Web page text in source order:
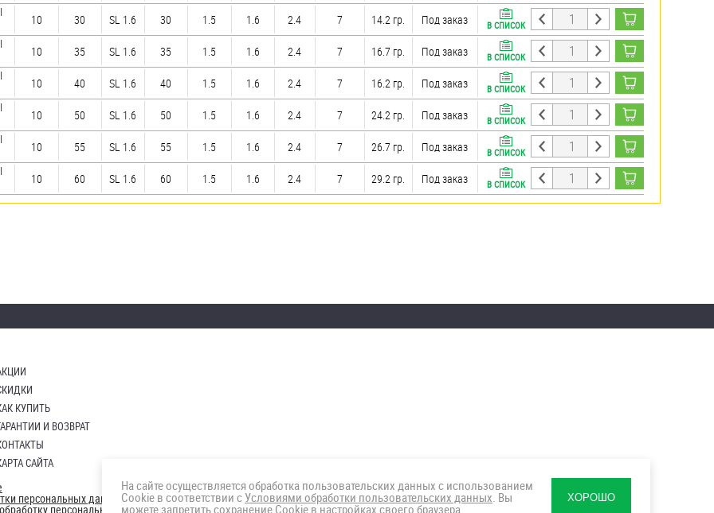
10 30 SL 1.6 30 1.5 1.6 2.4 7 14.2 гр. Под заказ В СПИСОК
10 35 SL 1.6 35 1.5 1.6 2.4 7 16.7 гр. Под заказ В СПИСОК
10 40 SL 1.6 40 1.5 1.6 2.4 7 16.2 гр. Под заказ В СПИСОК
10 50 SL 1.6 50 1.5 1.6 2.4 7 24.2 гр. Под заказ В СПИСОК
10 55 SL 1.6 55 1.5 1.6 2.4 7 26.7 гр. Под заказ В СПИСОК
10 60 SL 1.6 60 1.5 1.6 2.4 7 29.2 гр. Под заказ В СПИСОК
КУПИТЬ
И ВОЗВРАТ
САЙТА
персональных данных
персональных данны
На сайте осуществляется обработка пользовательских данных с использованием
Cookie в соответствии с Условиями обработки пользовательских данных . Вы
можете запретить сохранение Cookie в настройках своего браузера.
ХОРОШО